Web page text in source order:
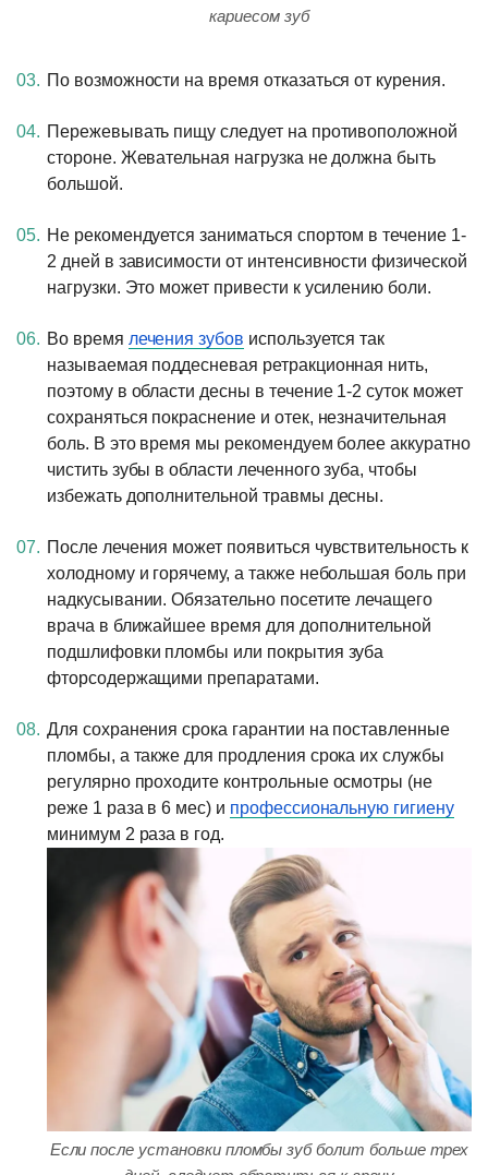
кариесом зуб
По возможности на время отказаться от курения.
Пережевывать пищу следует на противоположной
стороне. Жевательная нагрузка не должна быть
большой.
Не рекомендуется заниматься спортом в течение 1-
2 дней в зависимости от интенсивности физической
нагрузки. Это может привести к усилению боли.
Во время лечения зубов используется так
называемая поддесневая ретракционная нить,
поэтому в области десны в течение 1-2 суток может
сохраняться покраснение и отек, незначительная
боль. В это время мы рекомендуем более аккуратно
чистить зубы в области леченного зуба, чтобы
избежать дополнительной травмы десны.
После лечения может появиться чувствительность к
холодному и горячему, а также небольшая боль при
надкусывании. Обязательно посетите лечащего
врача в ближайшее время для дополнительной
подшлифовки пломбы или покрытия зуба
фторсодержащими препаратами.
Для сохранения срока гарантии на поставленные
пломбы, а также для продления срока их службы
регулярно проходите контрольные осмотры (не
реже 1 раза в 6 мес) и профессиональную гигиену
минимум 2 раза в год.
Если после установки пломбы зуб болит больше трех